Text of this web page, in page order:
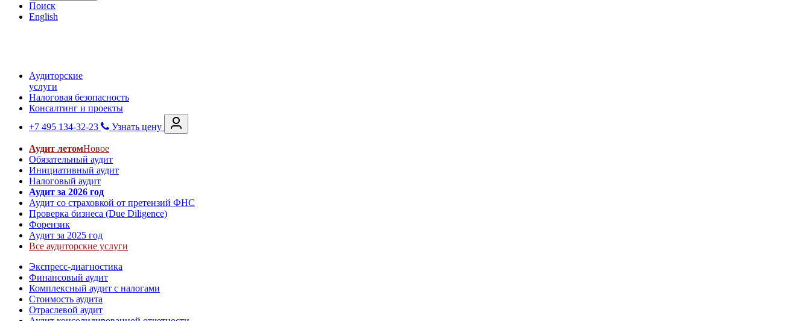
Поиск
English
Аудиторские
услуги
Налоговая безопасность
Консалтинг и проекты
+7 495 134-32-23
Узнать цену
Аудит летомНовое
Обязательный аудит
Инициативный аудит
Налоговый аудит
Аудит за 2026 год
Аудит со страховкой от претензий ФНС
Проверка бизнеса (Due Diligence)
Форензик
Аудит за 2025 год
Все аудиторские услуги
Экспресс-диагностика
Финансовый аудит
Комплексный аудит с налогами
Стоимость аудита
Отраслевой аудит